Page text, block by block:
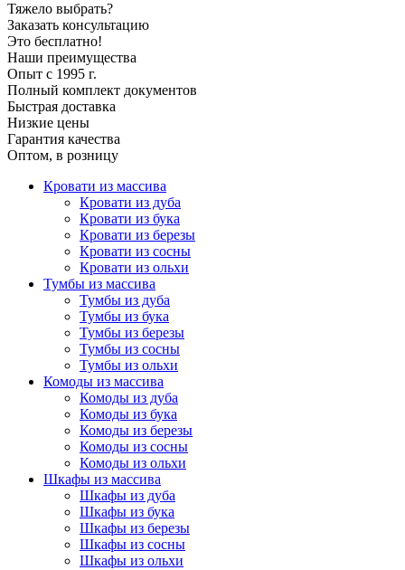
Тяжело выбрать?
Заказать консультацию
Это бесплатно!
Наши преимущества
Опыт с 1995 г.
Полный комплект документов
Быстрая доставка
Низкие цены
Гарантия качества
Оптом, в розницу
Кровати из массива
Кровати из дуба
Кровати из бука
Кровати из березы
Кровати из сосны
Кровати из ольхи
Тумбы из массива
Тумбы из дуба
Тумбы из бука
Тумбы из березы
Тумбы из сосны
Тумбы из ольхи
Комоды из массива
Комоды из дуба
Комоды из бука
Комоды из березы
Комоды из сосны
Комоды из ольхи
Шкафы из массива
Шкафы из дуба
Шкафы из бука
Шкафы из березы
Шкафы из сосны
Шкафы из ольхи